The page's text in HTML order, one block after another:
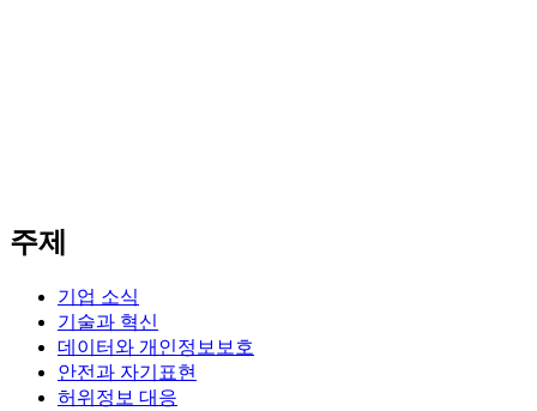
주제
기업 소식
기술과 혁신
데이터와 개인정보보호
안전과 자기표현
허위정보 대응